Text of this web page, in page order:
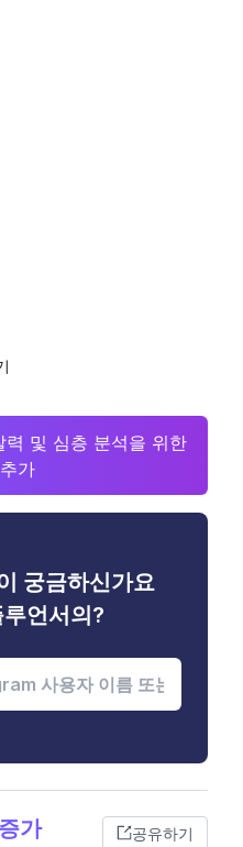
및 심층 분석을 위한
가
궁금하신가요
언서의?
가 공유하기